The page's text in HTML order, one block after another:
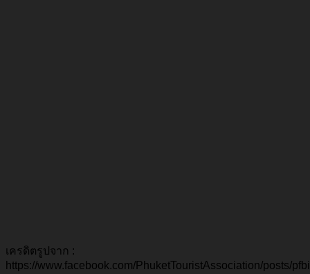
เครดิตรูปจาก :
https://www.facebook.com/PhuketTouristAssociation/posts/